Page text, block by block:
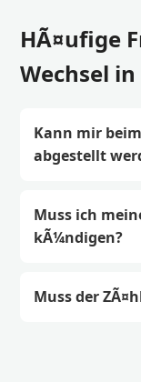
HÃ¤ufige
Wechsel
Kann mir
abgestellt
Muss ich
kÃ¼ndigen?
Muss der